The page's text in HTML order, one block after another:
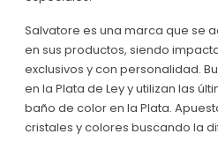
Salvatore es una marca que se
en sus productos, siendo
exclusivos y con personalidad.
en la Plata de Ley y utilizan las
baño de color en la Plata.
cristales y colores buscando la